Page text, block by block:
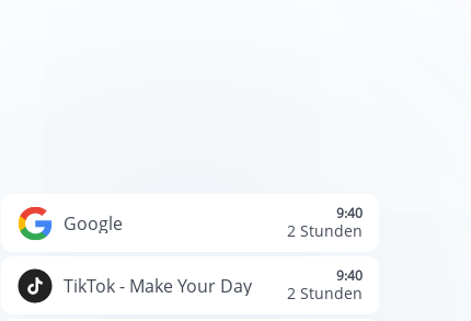
Google 9:40
2 Stunden
TikTok - Make Your Day 9:40
2 Stunden